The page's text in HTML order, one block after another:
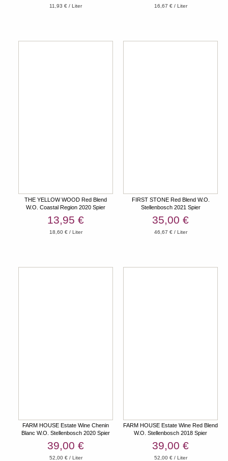
11,93 € / Liter 16,67 € / Liter
THE YELLOW WOOD Red Blend
W.O. Coastal Region 2020 Spier
13,95 €
18,60 € / Liter
FIRST STONE Red Blend W.O.
Stellenbosch 2021 Spier
35,00 €
46,67 € / Liter
FARM HOUSE Estate Wine Chenin
Blanc W.O. Stellenbosch 2020 Spier
39,00 €
52,00 € / Liter
FARM HOUSE Estate Wine Red Blend
W.O. Stellenbosch 2018 Spier
39,00 €
52,00 € / Liter